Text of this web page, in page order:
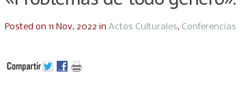
Posted on 11 Nov, 2022 in Actos Culturales, Conferencias